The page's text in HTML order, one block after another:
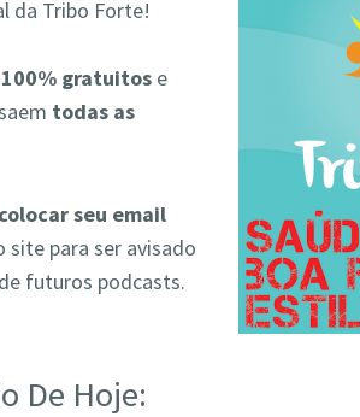
da Tribo Forte!
100% gratuitos e
todas as
colocar seu email
site para ser avisado
futuros podcasts.
De Hoje: